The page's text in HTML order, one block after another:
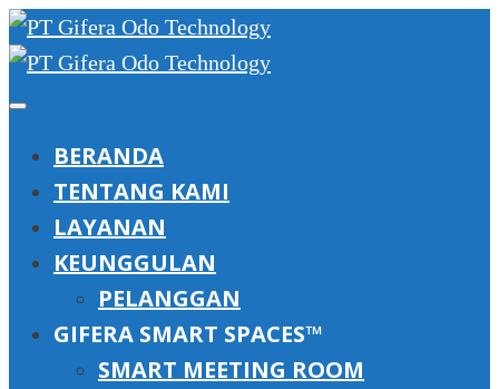
BERANDA
TENTANG KAMI
LAYANAN
KEUNGGULAN
PELANGGAN
GIFERA SMART SPACES™
SMART MEETING ROOM